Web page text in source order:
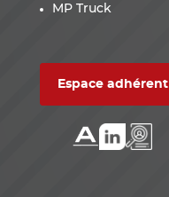
MP Truck
Espace adhérent